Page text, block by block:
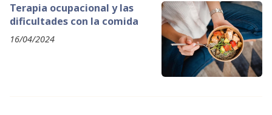
Terapia ocupacional y las
dificultades con la comida
16/04/2024